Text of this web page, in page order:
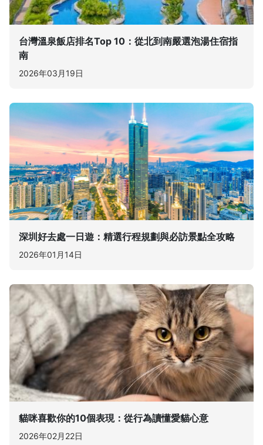
台灣溫泉飯店排名Top 10：從北到南嚴選泡湯住宿指
南
2026年03月19日
深圳好去處一日遊：精選行程規劃與必訪景點全攻略
2026年01月14日
貓咪喜歡你的10個表現：從行為讀懂愛貓心意
2026年02月22日